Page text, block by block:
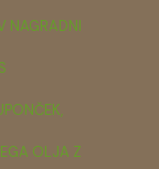
OLJA Z